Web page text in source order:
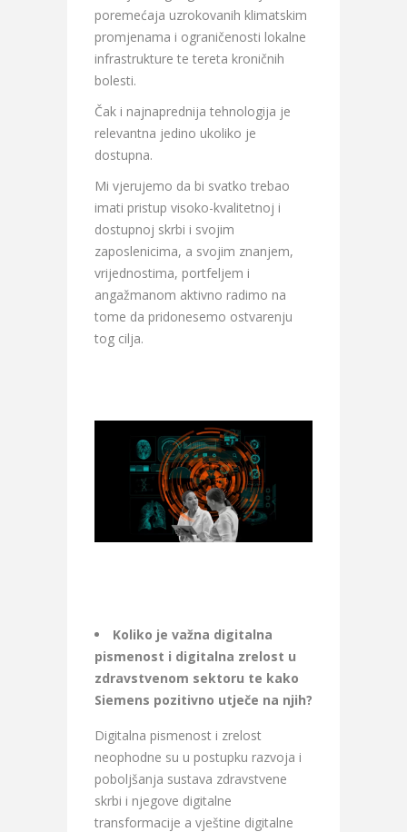
poremećaja uzrokovanih klimatskim
promjenama i ograničenosti lokalne
infrastrukture te tereta kroničnih
bolesti.
Čak i najnaprednija tehnologija je
relevantna jedino ukoliko je
dostupna.
Mi vjerujemo da bi svatko trebao
imati pristup visoko-kvalitetnoj i
dostupnoj skrbi i svojim
zaposlenicima, a svojim znanjem,
vrijednostima, portfeljem i
angažmanom aktivno radimo na
tome da pridonesemo ostvarenju
tog cilja.
Koliko je važna digitalna
pismenost i digitalna zrelost u
zdravstvenom sektoru te kako
Siemens pozitivno utječe na njih?
Digitalna pismenost i zrelost
neophodne su u postupku razvoja i
poboljšanja sustava zdravstvene
skrbi i njegove digitalne
transformacije a vještine digitalne